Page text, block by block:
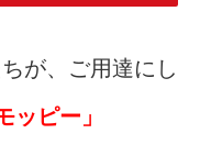
が、ご用達にし
ッピー」